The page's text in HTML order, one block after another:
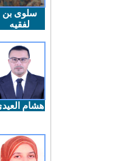
سلوى بن
لفقيه
هشام العيدي